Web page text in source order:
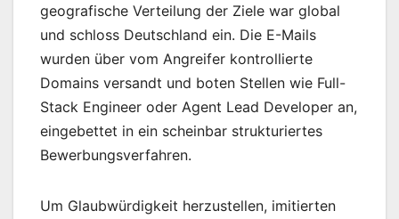
geografische Verteilung der Ziele war global
und schloss Deutschland ein. Die E-Mails
wurden über vom Angreifer kontrollierte
Domains versandt und boten Stellen wie Full-
Stack Engineer oder Agent Lead Developer an,
eingebettet in ein scheinbar strukturiertes
Bewerbungsverfahren.
Um Glaubwürdigkeit herzustellen, imitierten